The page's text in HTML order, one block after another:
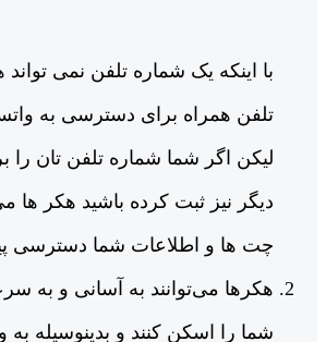
با اینکه یک شماره تلفن نمی
تلفن همراه برای دسترسی به
لیکن اگر شما شماره تلفن تان را
دیگر نیز ثبت کرده باشید هکر ها
چت ها و اطلاعات شما دسترسی
شما را اسکن کنند و بدینوسیله